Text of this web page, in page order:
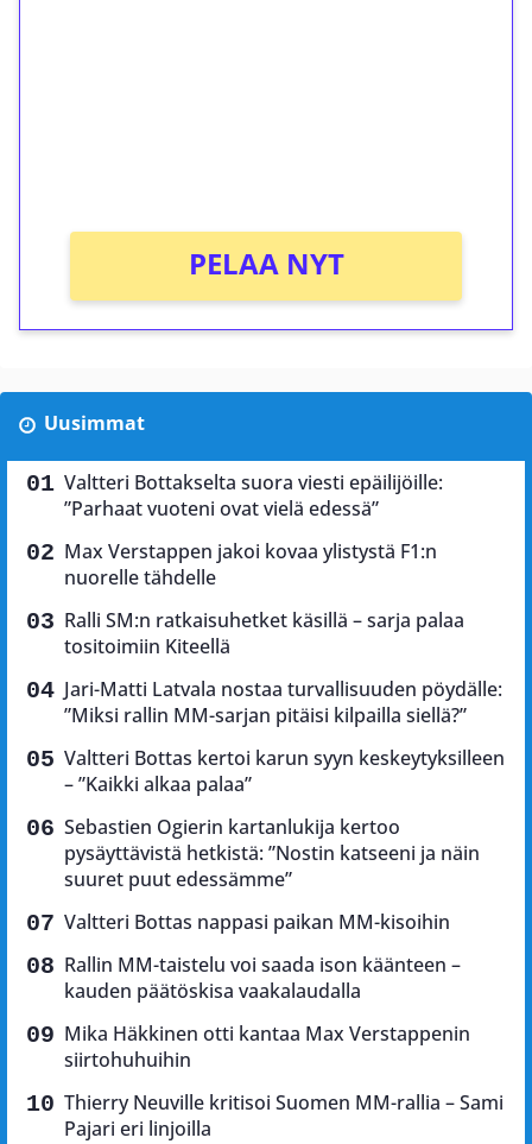
PELAA NYT
Uusimmat
Valtteri Bottakselta suora viesti epäilijöille:
”Parhaat vuoteni ovat vielä edessä”
Max Verstappen jakoi kovaa ylistystä F1:n
nuorelle tähdelle
Ralli SM:n ratkaisuhetket käsillä – sarja palaa
tositoimiin Kiteellä
Jari-Matti Latvala nostaa turvallisuuden pöydälle:
”Miksi rallin MM-sarjan pitäisi kilpailla siellä?”
Valtteri Bottas kertoi karun syyn keskeytyksilleen
– ”Kaikki alkaa palaa”
Sebastien Ogierin kartanlukija kertoo
pysäyttävistä hetkistä: ”Nostin katseeni ja näin
suuret puut edessämme”
Valtteri Bottas nappasi paikan MM-kisoihin
Rallin MM-taistelu voi saada ison käänteen –
kauden päätöskisa vaakalaudalla
Mika Häkkinen otti kantaa Max Verstappenin
siirtohuhuihin
Thierry Neuville kritisoi Suomen MM-rallia – Sami
Pajari eri linjoilla